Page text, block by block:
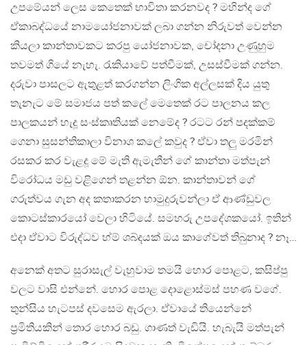
උපමේයන් ලෙස කෙතෙක් භාවිතා කරනවද ? මහින්ද ගේ
ඒකාබද්ධයේ නාමයෝජනාවක් ලබා ගන්න නිරුවත් වෙන්න
කියලා කාන්තාවකට කරපු යෝජනාවක, චෝදනා උණුහුම
තවමත් ගියේ නැහැ. රැකියාවේ පත්වීමක්, උසස්වීමක් ගන්න.
දරුවා පාසලට ඇතුළත් කරගන්න ලිංගික අල්ලසක් දිය යුතු
තැනැට මේ සමාජය පත් කලේ මෙතෙක් රට පාලනය කල
පාලකයන් හැදූ සංස්කෘතියක් නෙමේද ? රටට රන් පදක්කම්
ගෙනා සුසන්තිකාලා විනාශ කලේ කවුද ? ඒවා තලු මරමින්
රසකර කර වැළදූ මේ මැති ඇමැතීන් ගේ කාන්තා මත්පැන්
විරෝධය මඩු වළිගෙන් තළන්න ඕන​. කාන්තාවන් ගේ
ගරුත්වය ගැන අද කතාකරන හාමුදුරුවන්ලා ඒ ආණ්ඩුවල
කොටස්කාරයෝ වෙලා හිටියේ. සමහරු උපදේශකයෝ. ඉතින්
එදා ඒවාට විරුද්ධව හ්ම් ශබ්දයක් ඔය කාගේවත් තිබුනාද ? නෑ…
අනෙක් අතට සුරාසැල් වැහුවාම තමයි හොර පොළට, කසිප්පු
වලට​ වාසි එන්නේ. හොර පොළ දොළොස්මස් පහණ වගේ.
තුන්සිය හැටපස් දවසෙම ඇරලා. ඒවායේ තියෙන්නේ
ප්‍රමිතියකින් තොර හොර බඩු. ගාණත් වැඩියි. හැබැයි මත්පැන්